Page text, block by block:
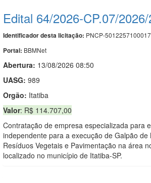
Edital 64/2026-CP.07/
Identificador desta licitação: PNCP-
Portal: BBMNet
Abertura: 13/08/2026 08:50
UASG: 989
Orgão: Itatiba
Valor: R$ 114.707,00
Contratação de empresa especializada para
independente para a execução de Galpão de
Resíduos Vegetais e Pavimentação na área
localizado no município de Itatiba-SP.